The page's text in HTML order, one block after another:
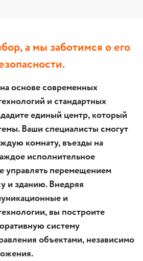
а мы заботимся о его
основе современных
и стандартных
единый центр, который
Ваши специалисты смогут
комнату, въезды на
исполнительное
управлять перемещением
и зданию. Внедряя
и
вы построите
систему
объектами, независимо